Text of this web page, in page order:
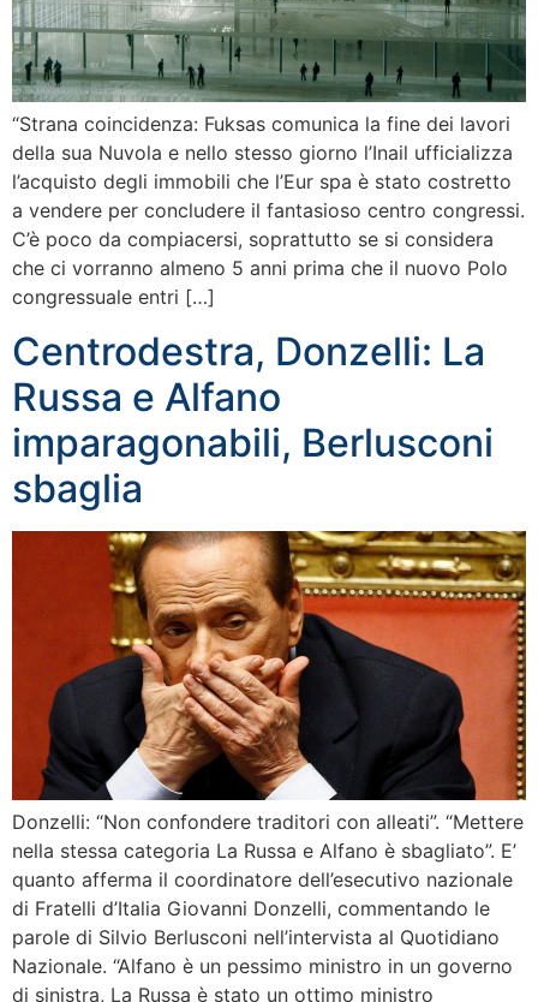
“Strana coincidenza: Fuksas comunica la fine dei lavori
della sua Nuvola e nello stesso giorno l’Inail ufficializza
l’acquisto degli immobili che l’Eur spa è stato costretto
a vendere per concludere il fantasioso centro congressi.
C’è poco da compiacersi, soprattutto se si considera
che ci vorranno almeno 5 anni prima che il nuovo Polo
congressuale entri […]
Centrodestra, Donzelli: La
Russa e Alfano
imparagonabili, Berlusconi
sbaglia
Donzelli: “Non confondere traditori con alleati”. “Mettere
nella stessa categoria La Russa e Alfano è sbagliato”. E’
quanto afferma il coordinatore dell’esecutivo nazionale
di Fratelli d’Italia Giovanni Donzelli, commentando le
parole di Silvio Berlusconi nell’intervista al Quotidiano
Nazionale. “Alfano è un pessimo ministro in un governo
di sinistra, La Russa è stato un ottimo ministro